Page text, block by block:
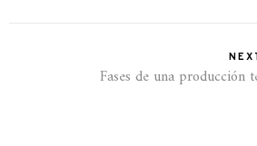
Fases de una producción